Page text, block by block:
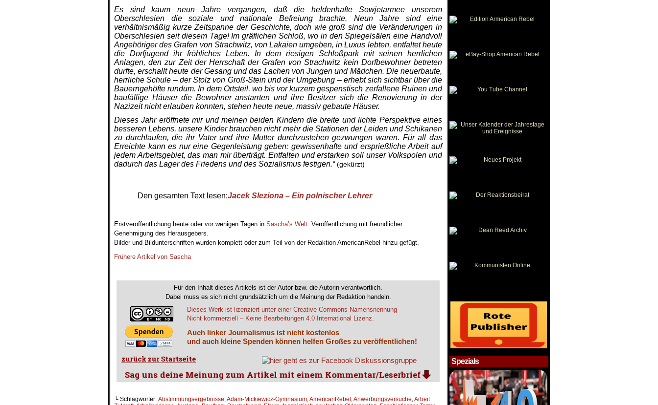
Es sind kaum neun Jahre vergangen, daß die heldenhafte Sowjetarmee unserem
Oberschlesien die soziale und nationale Befreiung brachte. Neun Jahre sind eine
verhältnismäßig kurze Zeitspanne der Geschichte, doch wie groß sind die Veränderungen in
Oberschlesien seit diesem Tage! Im gräf­lichen Schloß, wo in den Spiegelsälen eine Handvoll
Angehöriger des Grafen von Strachwitz, von Lakaien umgeben, in Luxus lebten, entfaltet heute
die Dorfjugend ihr fröhliches Leben. In dem riesigen Schloßpark mit seinen herrlichen
Anlagen, den zur Zeit der Herrschaft der Grafen von Strachwitz kein Dorfbewohner betreten
durfte, erschallt heute der Gesang und das Lachen von Jungen und Mädchen. Die neuerbaute,
herrliche Schule – der Stolz von Groß-Stein und der Umgebung – erhebt sich sichtbar über die
Bauerngehöfte rundum. In dem Ortsteil, wo bis vor kurzem gespenstisch zerfallene Ruinen und
baufällige Häuser die Bewohner anstarrten und ihre Besitzer sich die Renovierung in der
Nazizeit nicht erlauben konnten, stehen heute neue, massiv gebaute Häuser.
Dieses Jahr eröffnete mir und meinen beiden Kindern die breite und lichte Per­spektive eines
besseren Lebens, unsere Kinder brauchen nicht mehr die Stationen der Leiden und Schikanen
zu durchlaufen, die ihr Vater und ihre Mutter durchzustehen gezwungen waren. Für all das
Erreichte kann es nur eine Gegenleistung geben: gewissenhafte und ersprießliche Arbeit auf
jedem Arbeitsgebiet, das man mir über­trägt. Entfalten und erstarken soll unser Volkspolen und
dadurch das Lager des Friedens und des Sozialismus festigen.“ (gekürzt)
Den gesamten Text lesen:Jacek Sleziona – Ein polnischer Lehrer
Erstveröffentlichung heute oder vor wenigen Tagen in Sascha’s Welt. Veröffentlichung mit freundlicher
Genehmigung des Herausgebers.
Bilder und Bildunterschriften wurden komplett oder zum Teil von der Redaktion AmericanRebel hinzu gefügt.
Frühere Artikel von Sascha
Für den Inhalt dieses Artikels ist der Autor bzw. die Autorin verantwortlich.
Dabei muss es sich nicht grundsätzlich um die Meinung der Redaktion handeln.
Dieses Werk ist lizenziert unter einer Creative Commons Namensnennung –
Nicht kommerziell – Keine Bearbeitungen 4.0 International Lizenz.
Auch linker Journalismus ist nicht kostenlos
und auch kleine Spenden können helfen Großes zu veröffentlichen!
└ Schlagwörter: Abstimmungsergebnisse,Adam­-Mickiewicz-Gymnasium,AmericanRebel ,Anwerbungsversuche,Arbeit
Spezials